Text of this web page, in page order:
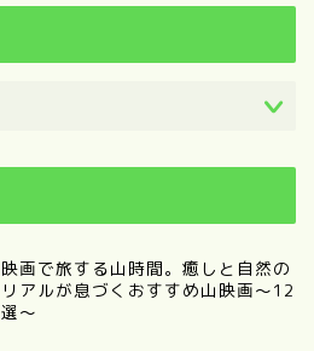
映画で旅する山時間。癒しと自然の
リアルが息づくおすすめ山映画～12
選～